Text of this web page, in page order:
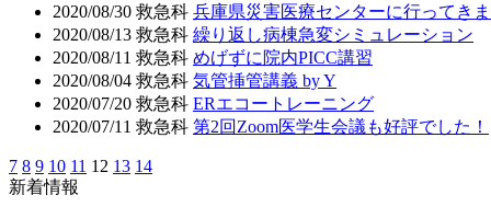
2020/08/30 救急科 兵庫県災害医療センターに行ってき
2020/08/13 救急科 繰り返し病棟急変シミュレーション
2020/08/11 救急科 めげずに院内PICC講習
2020/08/04 救急科 気管挿管講義 by Y
2020/07/20 救急科 ERエコートレーニング
2020/07/11 救急科 第2回Zoom医学生会議も好評でした！
7 8 9 10 11 12 13 14
新着情報